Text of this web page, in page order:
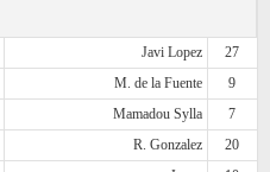
Javi Lopez
27
M. de la Fuente
9
Mamadou Sylla
7
R. Gonzalez
20